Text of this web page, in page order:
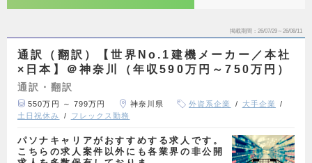
掲載期間 26/07/29～26/08/11
通訳（翻訳）【世界No.1建機メーカー／本社
×日本】＠神奈川（年収590万円～750万円）
通訳・翻訳
550万円 ～ 799万円 神奈川県 外資系企業
大手企業
土日祝休み
フレックス勤務
パソナキャリアがおすすめする求人です。
こちらの求人案件以外にも各業界の非公開